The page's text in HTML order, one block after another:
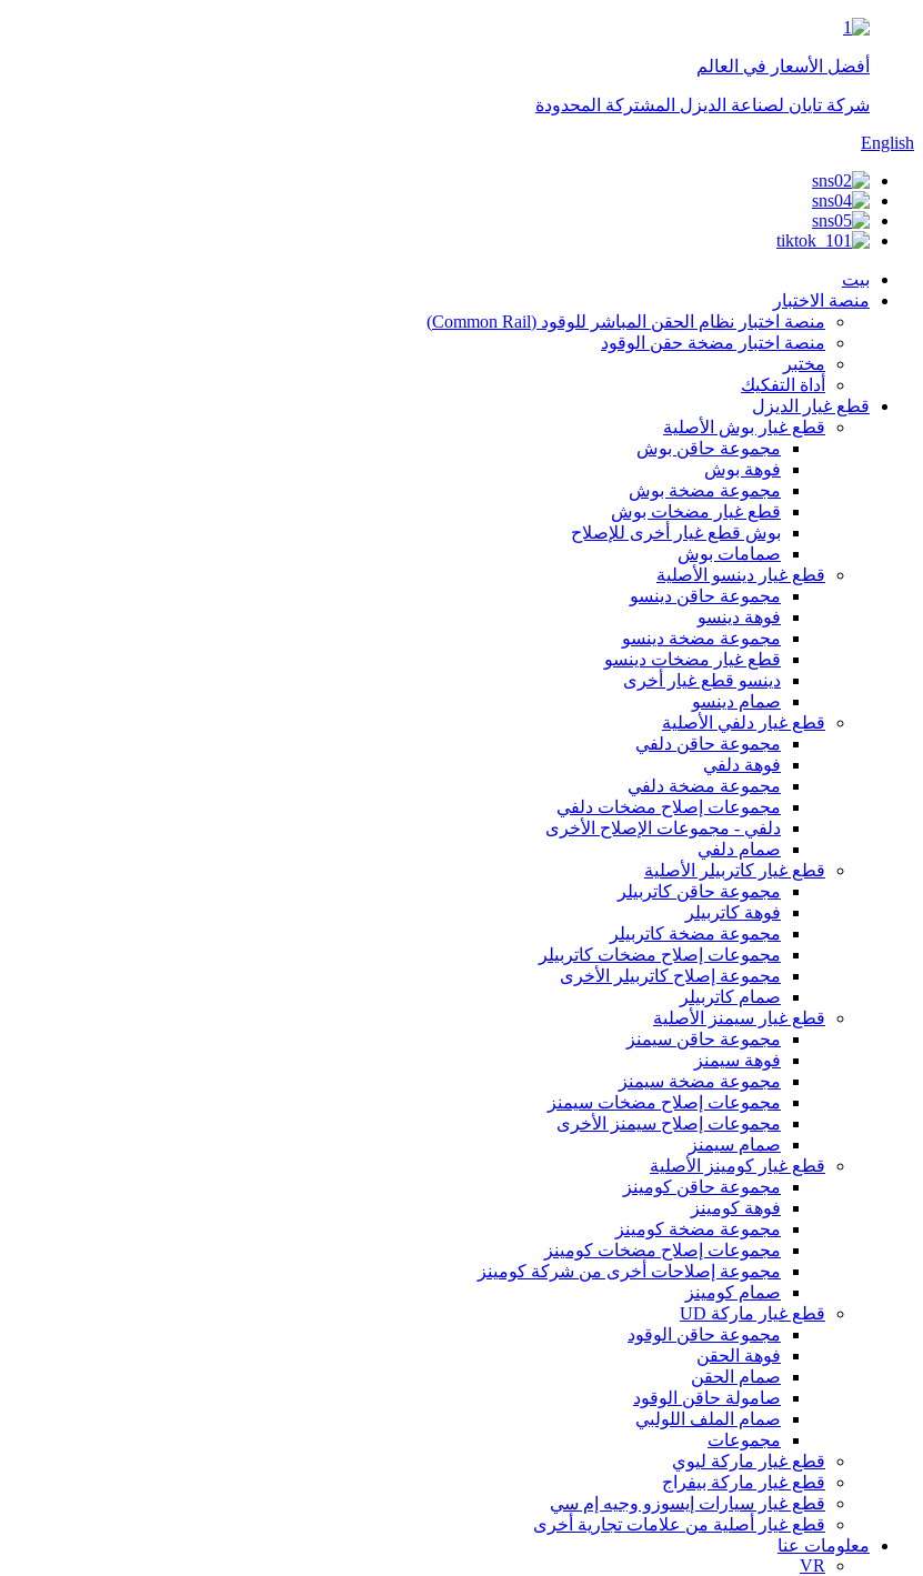
أفضل الأسعار في العالم
شركة تايان لصناعة الديزل المشتركة المحدودة
English
بيت
منصة الاختبار
منصة اختبار نظام الحقن المباشر للوقود (Common Rail)
منصة اختبار مضخة حقن الوقود
مختبر
أداة التفكيك
قطع غيار الديزل
قطع غيار بوش الأصلية
مجموعة حاقن بوش
فوهة بوش
مجموعة مضخة بوش
قطع غيار مضخات بوش
بوش قطع غيار أخرى للإصلاح
صمامات بوش
قطع غيار دينسو الأصلية
مجموعة حاقن دينسو
فوهة دينسو
مجموعة مضخة دينسو
قطع غيار مضخات دينسو
دينسو قطع غيار أخرى
صمام دينسو
قطع غيار دلفي الأصلية
مجموعة حاقن دلفي
فوهة دلفي
مجموعة مضخة دلفي
مجموعات إصلاح مضخات دلفي
دلفي - مجموعات الإصلاح الأخرى
صمام دلفي
قطع غيار كاتربيلر الأصلية
مجموعة حاقن كاتربيلر
فوهة كاتربيلر
مجموعة مضخة كاتربيلر
مجموعات إصلاح مضخات كاتربيلر
مجموعة إصلاح كاتربيلر الأخرى
صمام كاتربيلر
قطع غيار سيمنز الأصلية
مجموعة حاقن سيمنز
فوهة سيمنز
مجموعة مضخة سيمنز
مجموعات إصلاح مضخات سيمنز
مجموعات إصلاح سيمنز الأخرى
صمام سيمنز
قطع غيار كومينز الأصلية
مجموعة حاقن كومينز
فوهة كومينز
مجموعة مضخة كومينز
مجموعات إصلاح مضخات كومينز
مجموعة إصلاحات أخرى من شركة كومينز
صمام كومينز
قطع غيار ماركة UD
مجموعة حاقن الوقود
فوهة الحقن
صمام الحقن
صامولة حاقن الوقود
صمام الملف اللولبي
مجموعات
قطع غيار ماركة ليوي
قطع غيار ماركة بيفراج
قطع غيار سيارات إيسوزو وجيه إم سي
قطع غيار أصلية من علامات تجارية أخرى
معلومات عنا
VR